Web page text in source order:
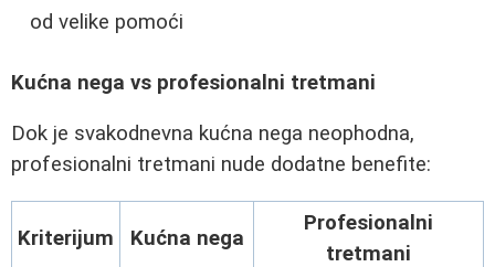
od velike pomoći
Kućna nega vs profesionalni tretmani
Dok je svakodnevna kućna nega neophodna,
profesionalni tretmani nude dodatne benefite:
Kriterijum Kućna nega
Profesionalni
tretmani